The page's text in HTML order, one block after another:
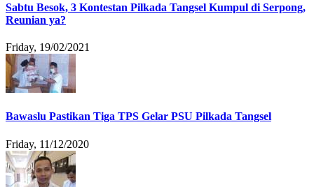
Sabtu Besok, 3 Kontestan Pilkada Tangsel Kumpul di Serpong,
Reunian ya?
Friday, 19/02/2021
Bawaslu Pastikan Tiga TPS Gelar PSU Pilkada Tangsel
Friday, 11/12/2020